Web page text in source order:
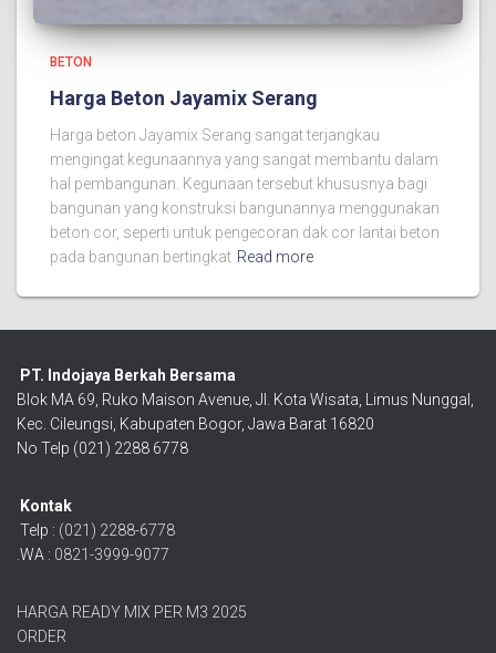
BETON
Harga Beton Jayamix Serang
Harga beton Jayamix Serang sangat terjangkau
mengingat kegunaannya yang sangat membantu dalam
hal pembangunan. Kegunaan tersebut khususnya bagi
bangunan yang konstruksi bangunannya menggunakan
beton cor, seperti untuk pengecoran dak cor lantai beton
pada bangunan bertingkat Read more
PT. Indojaya Berkah Bersama
Blok MA 69, Ruko Maison Avenue, Jl. Kota Wisata, Limus Nunggal,
Kec. Cileungsi, Kabupaten Bogor, Jawa Barat 16820
No Telp (021) 2288 6778
Kontak
Telp : (021) 2288-6778
.WA : 0821-3999-9077
HARGA READY MIX PER M3 2025
ORDER